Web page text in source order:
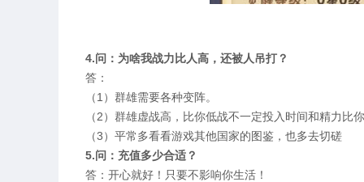
4.问：为啥我战力比人高，还被人吊打？
答：
（1）群雄需要各种变阵。
（2）群雄虚战高，比你低战不一定投入时间和精力比
（3）平常多看看游戏其他国家的图鉴，也多去切磋
5.问：充值多少合适？
答：开心就好！只要不影响你生活！